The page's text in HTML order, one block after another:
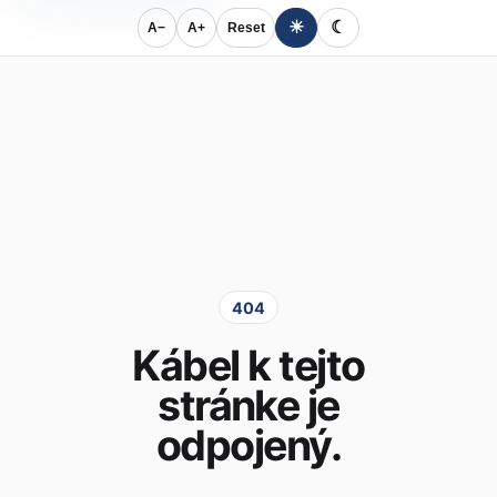
A− A+ Reset ☀ ☾
404
Kábel k tejto
stránke je
odpojený.